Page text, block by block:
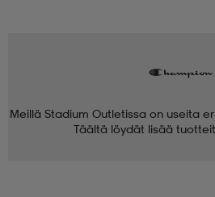
Meillä Stadium Outletissa on useita
Täältä löydät lisää